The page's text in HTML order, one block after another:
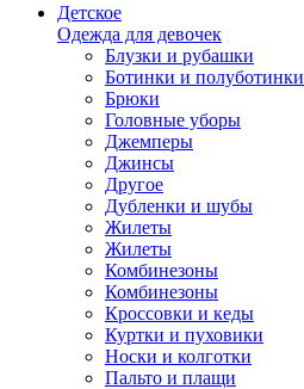
Детское
Одежда для девочек
Блузки и рубашки
Ботинки и полуботинки
Брюки
Головные уборы
Джемперы
Джинсы
Другое
Дубленки и шубы
Жилеты
Жилеты
Комбинезоны
Комбинезоны
Кроссовки и кеды
Куртки и пуховики
Носки и колготки
Пальто и плащи